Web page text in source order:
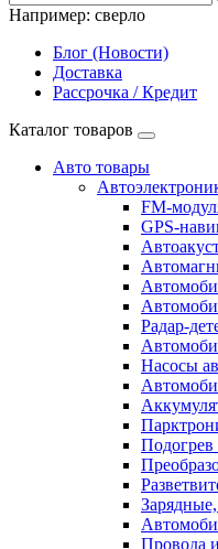
Например: сверло
Блог (Новости)
Доставка
Рассрочка / Кредит
Каталог товаров
Авто товары
FM-
GPS-
Радар-
Насосы
Подогрев
Провода